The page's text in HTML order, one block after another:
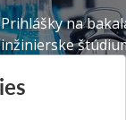
Prihlášky na
inžinierske
Publikované